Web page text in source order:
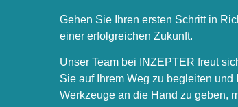
Gehen Sie Ihren ersten Schritt in
einer erfolgreichen Zukunft.
Unser Team bei INZEPTER freut
Sie auf Ihrem Weg zu begleiten und
Werkzeuge an die Hand zu geben,